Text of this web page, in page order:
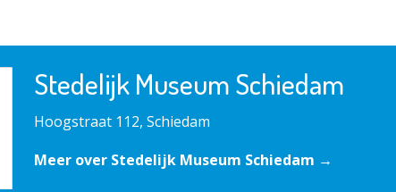
Stedelijk Museum Schiedam
Hoogstraat 112, Schiedam
Meer over Stedelijk Museum Schiedam →